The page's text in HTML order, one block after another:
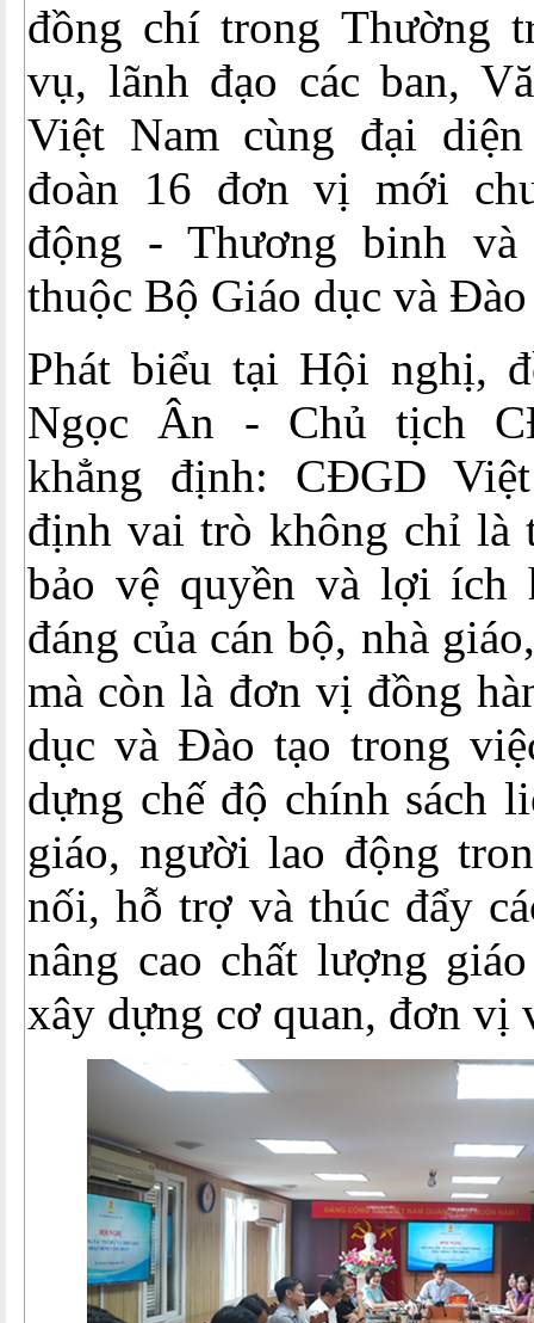
đồng chí trong Thường
vụ, lãnh đạo các ban,
Việt Nam cùng đại
đoàn 16 đơn vị mới
động - Thương binh
thuộc Bộ Giáo dục và
Phát biểu tại Hội nghị,
Ngọc Ân - Chủ tịch
khẳng định: CĐGD
định vai trò không chỉ là
bảo vệ quyền và lợi ích
đáng của cán bộ, nhà
mà còn là đơn vị đồng
dục và Đào tạo trong
dựng chế độ chính sách
giáo, người lao động
nối, hỗ trợ và thúc đẩy
nâng cao chất lượng
xây dựng cơ quan, đơn vị